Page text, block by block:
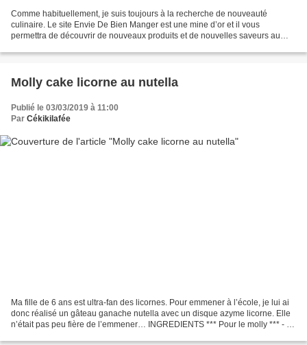
Comme habituellement, je suis toujours à la recherche de nouveauté
culinaire. Le site Envie De Bien Manger est une mine d’or et il vous
permettra de découvrir de nouveaux produits et de nouvelles saveurs au
Molly cake licorne au nutella
Publié le 03/03/2019 à 11:00
Par Cékikilafée
Ma fille de 6 ans est ultra-fan des licornes. Pour emmener à l’école, je lui ai
donc réalisé un gâteau ganache nutella avec un disque azyme licorne. Elle
n’était pas peu fière de l’emmener… INGREDIENTS *** Pour le molly *** - 6